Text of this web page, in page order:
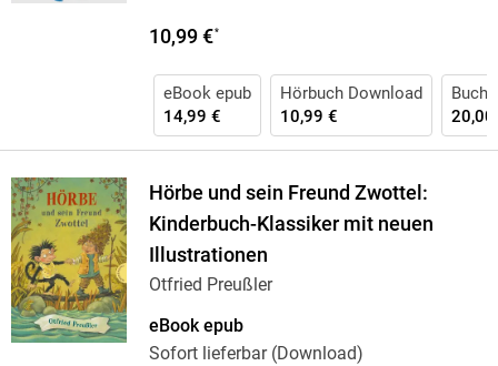
10,99 €*
eBook epub
14,99 €
Hörbuch Download
10,99 €
Buch
20,00
Hörbe und sein Freund Zwottel:
Kinderbuch-Klassiker mit neuen
Illustrationen
Otfried Preußler
eBook epub
Sofort lieferbar (Download)